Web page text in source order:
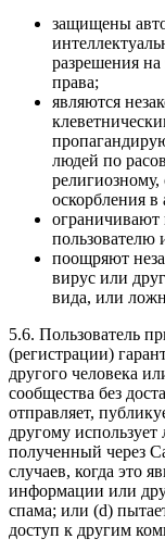
защищены
разрешения на
права;
являются
людей по
оскорбления
пользователю
поощряют
вирус или
вида, или
5.6. Пользователь
(регистрации)
другого человека
сообщества без
отправляет,
другому
полученный через
случаев, когда это
информации или
спама; или (d)
доступ к другим